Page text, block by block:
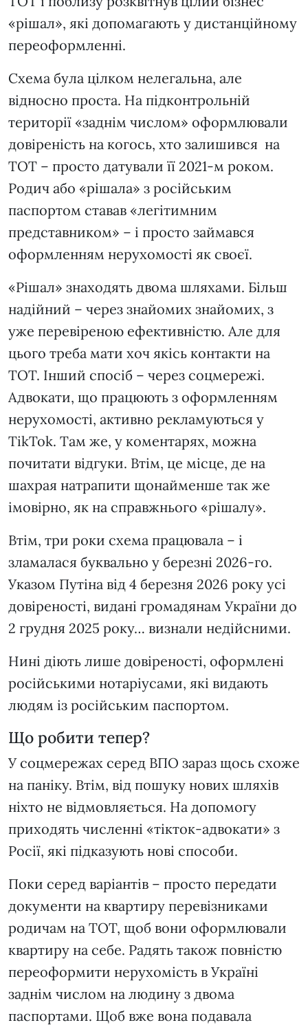
«рішал», які допомагають у дистанційному
переоформленні.
Схема була цілком нелегальна, але
відносно проста. На підконтрольній
території «заднім числом» оформлювали
довіреність на когось, хто залишився на
ТОТ – просто датували її 2021-м роком.
Родич або «рішала» з російським
паспортом ставав «легітимним
представником» – і просто займався
оформленням нерухомості як своєї.
«Рішал» знаходять двома шляхами. Більш
надійний – через знайомих знайомих, з
уже перевіреною ефективністю. Але для
цього треба мати хоч якісь контакти на
ТОТ. Інший спосіб – через соцмережі.
Адвокати, що працюють з оформленням
нерухомості, активно рекламуються у
TikTok. Там же, у коментарях, можна
почитати відгуки. Втім, це місце, де на
шахрая натрапити щонайменше так же
імовірно, як на справжнього «рішалу».
Втім, три роки схема працювала – і
зламалася буквально у березні 2026-го.
Указом Путіна від 4 березня 2026 року усі
довіреності, видані громадянам України до
2 грудня 2025 року… визнали недійсними.
Нині діють лише довіреності, оформлені
російськими нотаріусами, які видають
людям із російським паспортом.
Що робити тепер?
У соцмережах серед ВПО зараз щось схоже
на паніку. Втім, від пошуку нових шляхів
ніхто не відмовляється. На допомогу
приходять численні «тікток-адвокати» з
Росії, які підказують нові способи.
Поки серед варіантів – просто передати
документи на квартиру перевізниками
родичам на ТОТ, щоб вони оформлювали
квартиру на себе. Радять також повністю
переоформити нерухомість в Україні
заднім числом на людину з двома
паспортами. Щоб вже вона подавала